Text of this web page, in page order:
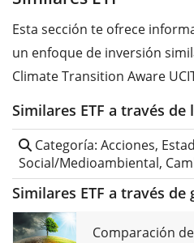
Esta sección te ofrece
un enfoque de inversión
Climate Transition Aware
Similares ETF a través de
Categoría: Acciones,
Social/Medioambiental,
Similares ETF a través